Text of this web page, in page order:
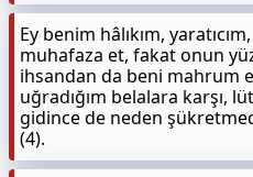
Ey benim hâlıkım,
muhafaza et, fakat onun
ihsandan da beni mahrum
uğradığım belalara karşı,
gidince de neden
(4).